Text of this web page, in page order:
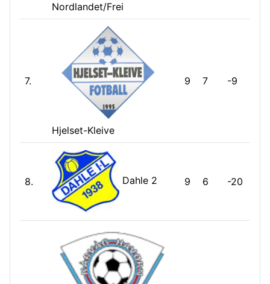
Nordlandet/Frei
7.
Hjelset-Kleive
9 7 -9
8. Dahle 2 9 6 -20